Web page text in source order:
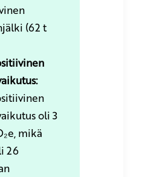
(62 t
oli 3
mikä
26